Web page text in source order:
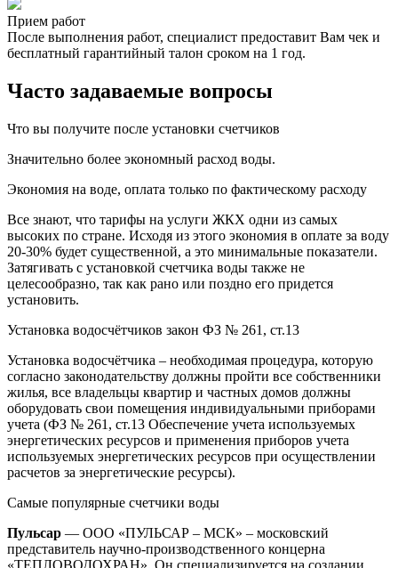
Прием работ
После выполнения работ, специалист предоставит Вам чек и
бесплатный гарантийный талон сроком на 1 год.
Часто задаваемые вопросы
Что вы получите после установки счетчиков
Значительно более экономный расход воды.
Экономия на воде, оплата только по фактическому расходу
Все знают, что тарифы на услуги ЖКХ одни из самых
высоких по стране. Исходя из этого экономия в оплате за воду
20-30% будет существенной, а это минимальные показатели.
Затягивать с установкой счетчика воды также не
целесообразно, так как рано или поздно его придется
установить.
Установка водосчётчиков закон ФЗ № 261, ст.13
Установка водосчётчика – необходимая процедура, которую
согласно законодательству должны пройти все собственники
жилья, все владельцы квартир и частных домов должны
оборудовать свои помещения индивидуальными приборами
учета (ФЗ № 261, ст.13 Обеспечение учета используемых
энергетических ресурсов и применения приборов учета
используемых энергетических ресурсов при осуществлении
расчетов за энергетические ресурсы).
Самые популярные счетчики воды
Пульсар — ООО «ПУЛЬСАР – МСК» – московский
представитель научно-производственного концерна
«ТЕПЛОВОДОХРАН». Он специализируется на создании